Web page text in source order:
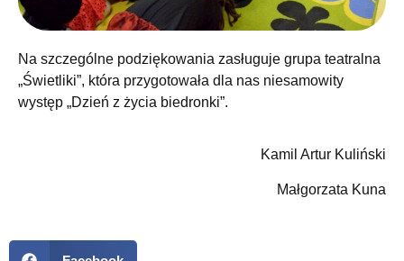
Na szczególne podziękowania zasługuje grupa teatralna
„Świetliki”, która przygotowała dla nas niesamowity
występ „Dzień z życia biedronki”.
Kamil Artur Kuliński
Małgorzata Kuna